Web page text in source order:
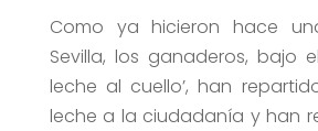
Como ya hicieron hace
Sevilla, los ganaderos, bajo
leche al cuello’, han
leche a la ciudadanía y han